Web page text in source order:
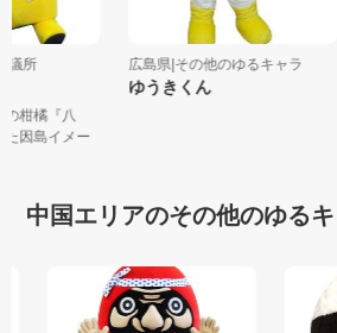
会議所
の柑橘『八
た因島イメー
広島県|その他のゆるキャラ
ゆうきくん
中国エリアのその他のゆる